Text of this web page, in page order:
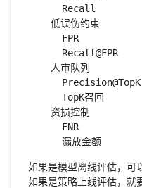
      Recall
    低误伤约束
      FPR
      Recall@FPR
    人审队列
      Precision@TopK
      TopK召回
    资损控制
      FNR
      漏放金额
如果是模型离线评估，可
如果是策略上线评估，就